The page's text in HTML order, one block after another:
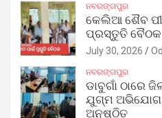
ନବରଙ୍ଗପୁର
କେଲିଆ ଶୈବ
ପ୍ରସ୍ତୁତି
July 30, 2026
ନବରଙ୍ଗପୁର
ଡାବୁଗାଁ ଠାରେ
ଯୁଗ୍ମ ଅଭିଯୋଗ
ଅନୁଷ୍ଠିତ